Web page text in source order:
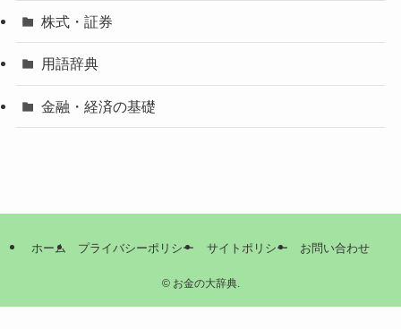
株式・証券
用語辞典
金融・経済の基礎
ホーム プライバシーポリシー サイトポリシー お問い合わせ
©お金の大辞典.